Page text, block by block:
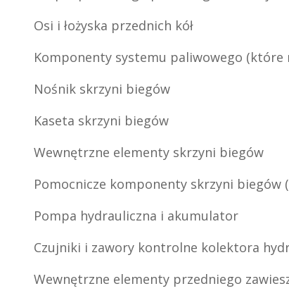
Osi i łożyska przednich kół
Komponenty systemu paliwowego (które
Nośnik skrzyni biegów
Kaseta skrzyni biegów
Wewnętrzne elementy skrzyni biegów
Pomocnicze komponenty skrzyni
Pompa hydrauliczna i akumulator
Czujniki i zawory kontrolne kolektora
Wewnętrzne elementy przedniego